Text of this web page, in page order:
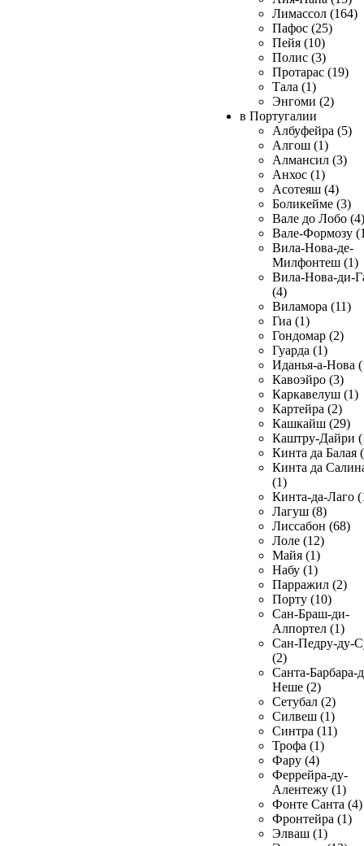
Лимассол (164)
Пафос (25)
Пейя (10)
Полис (3)
Протарас (19)
Тала (1)
Энгоми (2)
в Португалии
Албуфейра (5)
Алгош (1)
Алмансил (3)
Анхос (1)
Асотеяш (4)
Боликейме (3)
Вале до Лобо (4)
Вале-Формозу
Вила-Нова-де-
Милфонтеш (1)
Вила-Нова-ди-
(4)
Виламора (11)
Гиа (1)
Гондомар (2)
Гуарда (1)
Иданья-а-Нова
Кавоэйро (3)
Каркавелуш (1)
Картейра (2)
Кашкайш (29)
Каштру-Дайри
Кинта да Балая
Кинта да
(1)
Кинта-да-Лаго
Лагуш (8)
Лиссабон (68)
Лоле (12)
Майя (1)
Набу (1)
Парражил (2)
Порту (10)
Сан-Браш-ди-
Алпортел (1)
Сан-Педру-ду-
(2)
Санта-Барбара-
Неше (2)
Сетубал (2)
Силвеш (1)
Синтра (11)
Трофа (1)
Фару (4)
Феррейра-ду-
Алентежу (1)
Фонте Санта (4)
Фронтейра (1)
Элваш (1)